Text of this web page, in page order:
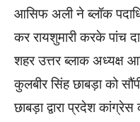
आसिफ अली ने ब्लॉक
कर रायशुमारी करके पांच
शहर उत्तर ब्लाक अध्यक्ष
कुलबीर सिंह छाबड़ा को
छाबड़ा द्वारा प्रदेश